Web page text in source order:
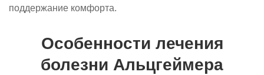
поддержание комфорта.
Особенности лечения
болезни Альцгеймера